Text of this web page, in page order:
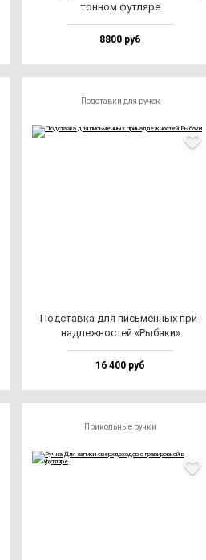
тон­ном фут­ля­ре
8800 руб
Подставки для ручек
Под­став­ка для пись­мен­ных при­
над­леж­нос­тей «Рыба­ки»
16 400 руб
Прикольные ручки